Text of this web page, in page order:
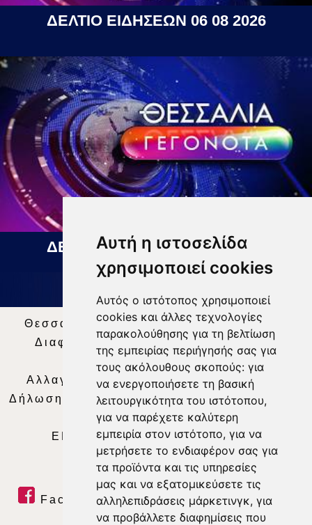
Αυτή η ιστοσελίδα
χρησιμοποιεί cookies
Αυτός ο ιστότοπος χρησιμοποιεί
cookies και άλλες τεχνολογίες
παρακολούθησης για τη βελτίωση
της εμπειρίας περιήγησής σας για
τους ακόλουθους σκοπούς: για
να ενεργοποιήσετε τη βασική
λειτουργικότητα του ιστότοπου,
για να παρέχετε καλύτερη
εμπειρία στον ιστότοπο, για να
μετρήσετε το ενδιαφέρον σας για
τα προϊόντα και τις υπηρεσίες
μας και να εξατομικεύσετε τις
αλληλεπιδράσεις μάρκετινγκ, για
να προβάλλετε διαφημίσεις που
ΔΕΛΤΙΟ ΕΙΔΗΣΕΩΝ 06 08 2026
ΔΕΛΤΙΟ ΕΙΔΗΣΕΩΝ 07 08 2026
Θεσσαλία Τηλεόραση|SNG Services
Διαφήμιση | Όροι Χρήσης |Δήλωση
Απορρήτου |
Περιεχόμενο
Αλλαγή Προτιμήσεων για τα Cookies
Δήλωση συμμόρφωσης με τη σύσταση (ΕΕ)
2018/334|Ταυτότητα
ΕΝΗΜΕΡΩΣΗ |WEB TV| LIVE
Facebook| Twitter | Youtube
RSS Feed